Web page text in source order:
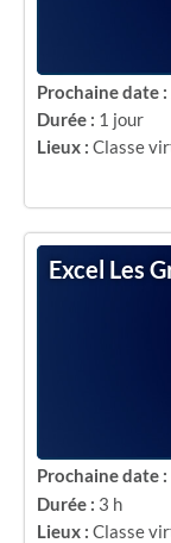
Prochaine date :
Durée : 1 jour
Lieux : Classe
Excel Les
Prochaine date :
Durée : 3 h
Lieux : Classe